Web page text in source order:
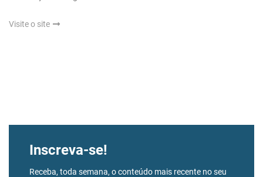
Visite o site
Inscreva-se!
Receba, toda semana, o conteúdo mais recente no seu